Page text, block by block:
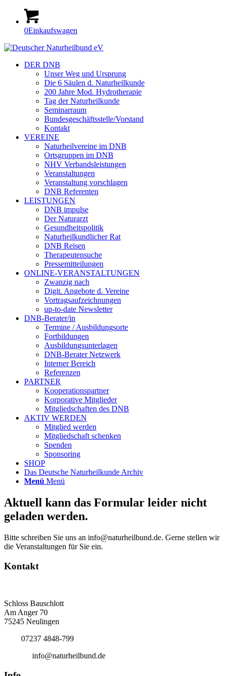
0Einkaufswagen
DER DNB
Unser Weg und Ursprung
Die 6 Säulen d. Naturheilkunde
200 Jahre Mod. Hydrotherapie
Tag der Naturheilkunde
Seminarraum
Bundesgeschäftsstelle/Vorstand
Kontakt
VEREINE
Naturheilvereine im DNB
Ortsgruppen im DNB
NHV Verbandsleistungen
Veranstaltungen
Veranstaltung vorschlagen
DNB Referenten
LEISTUNGEN
DNB impulse
Der Naturarzt
Gesundheitspolitik
Naturheilkundlicher Rat
DNB Reisen
Therapeutensuche
Pressemitteilungen
ONLINE-VERANSTALTUNGEN
Zwanzig nach
Digit. Angebote d. Vereine
Vortragsaufzeichnungen
up-to-date Newsletter
DNB-Berater/in
Termine / Ausbildungsorte
Fortbildungen
Ausbildungsunterlagen
DNB-Berater Netzwerk
Interner Bereich
Referenzen
PARTNER
Kooperationspartner
Korporative Mitglieder
Mitgliedschaften des DNB
AKTIV WERDEN
Mitglied werden
Mitgliedschaft schenken
Spenden
Sponsoring
SHOP
Das Deutsche Naturheilkunde Archiv
Menü Menü
Aktuell kann das Formular leider nicht
geladen werden.
Bitte schreiben Sie uns an info@naturheilbund.de. Gerne stellen wir
die Veranstaltungen für Sie ein.
Kontakt
Schloss Bauschlott
Am Anger 70
75245 Neulingen
07237 4848-799
info@naturheilbund.de